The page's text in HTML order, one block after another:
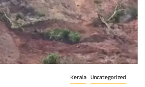
Kerala Uncategorized